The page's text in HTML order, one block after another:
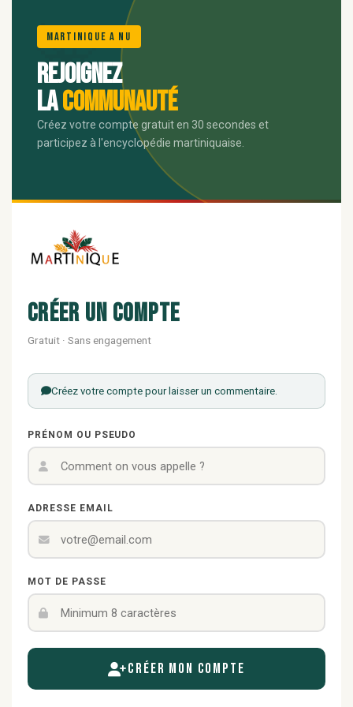
🌺
Martinique A Nu
Rejoignez
lacommunauté
Créez votre compte gratuit en 30 secondes et
participez à l'encyclopédie martiniquaise.
Créer un compte
Gratuit · Sans engagement
Créez votre compte pour laisser un commentaire.
PRÉNOM OU PSEUDO
ADRESSE EMAIL
MOT DE PASSE
Créer mon compte